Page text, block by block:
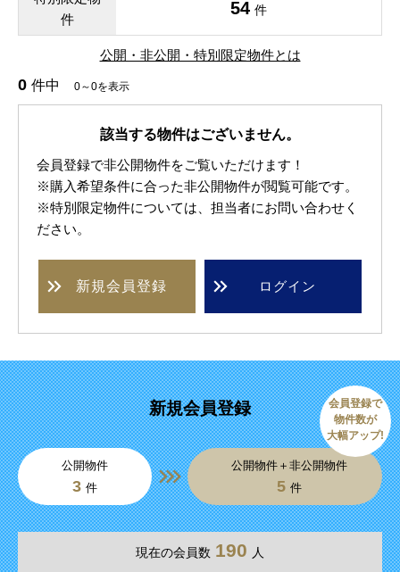
件
54 件
公開・非公開・特別限定物件とは
0 件中 0～0を表示
該当する物件はございません。
会員登録で非公開物件をご覧いただけます！
※購入希望条件に合った非公開物件が閲覧可能です。
※特別限定物件については、担当者にお問い合わせく
ださい。
新規会員登録 ログイン
新規会員登録
公開物件
3 件
公開物件＋非公開物件
5 件
会員登録で
物件数が
大幅アップ!
現在の会員数 190 人